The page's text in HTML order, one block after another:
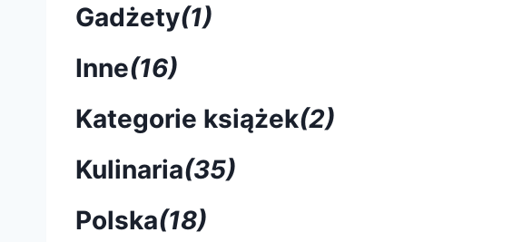
Gadżety(1)
Inne(16)
Kategorie książek(2)
Kulinaria(35)
Polska(18)